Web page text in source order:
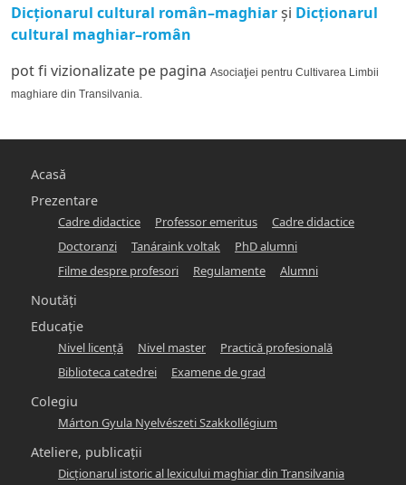
Dicţionarul cultural român–maghiarşi Dicţionarul
cultural maghiar–român
pot fi vizionalizate pe pagina Asociaţiei pentru Cultivarea Limbii
maghiare din Transilvania.
Main
navigation
hunlang
Acasă
Prezentare
Cadre didactice Professor emeritus
Cadre didactice
Doctoranzi
Tanáraink voltak
PhD alumni
Filme despre profesori
Regulamente Alumni
Noutăți
Educație
Nivel licență Nivel master
Practică profesională
Biblioteca catedrei
Examene de grad
Colegiu
Márton Gyula Nyelvészeti Szakkollégium
Ateliere, publicații
Dicţionarul istoric al lexicului maghiar din Transilvania